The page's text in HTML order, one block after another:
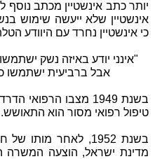
יותר כתב אינשטיין מכתב
אינשטיין שלא ייעשה שימוש
כי אינשטיין נחרד עם היוודע
"אינני יודע באיזה נשק
אבל ברביעית ישתמשו
בשנת 1949 מצבו
טיפול רפואי מסור הוא התאושש.
בשנת 1952, לאחר
מדינת ישראל, הוצעה המשרה